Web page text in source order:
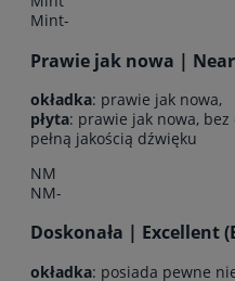
Mint-
Prawie jak nowa |
okładka: prawie jak nowa,
płyta: prawie jak nowa,
pełną jakością dźwięku
NM
NM-
Doskonała | Excellent
okładka: posiada pewne